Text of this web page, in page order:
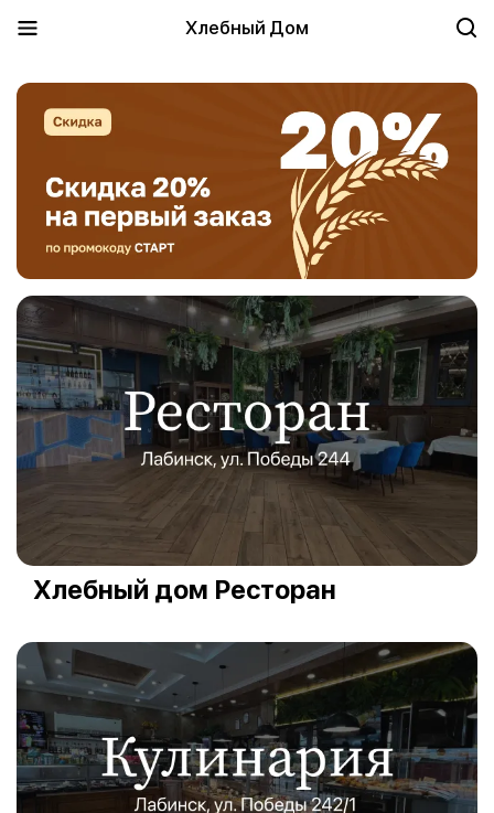
Хлебный Дом
Хлебный дом Ресторан